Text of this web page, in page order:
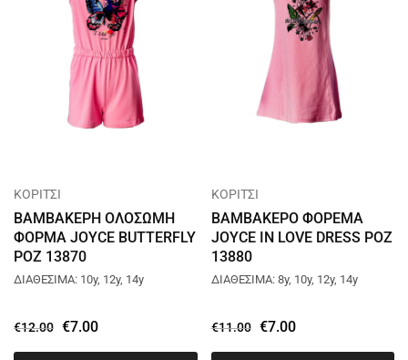
ΚΟΡΙΤΣΙ
ΒΑΜΒΑΚΕΡΗ ΟΛΟΣΩΜΗ
ΦΟΡΜΑ JOYCE BUTTERFLY
ΡΟΖ 13870
ΔΙΑΘΕΣΙΜΑ: 10y, 12y, 14y
€12.00 €7.00
ΚΟΡΙΤΣΙ
ΒΑΜΒΑΚΕΡΟ ΦΟΡΕΜΑ
JOYCE IN LOVE DRESS ΡΟΖ
13880
ΔΙΑΘΕΣΙΜΑ: 8y, 10y, 12y, 14y
€11.00 €7.00